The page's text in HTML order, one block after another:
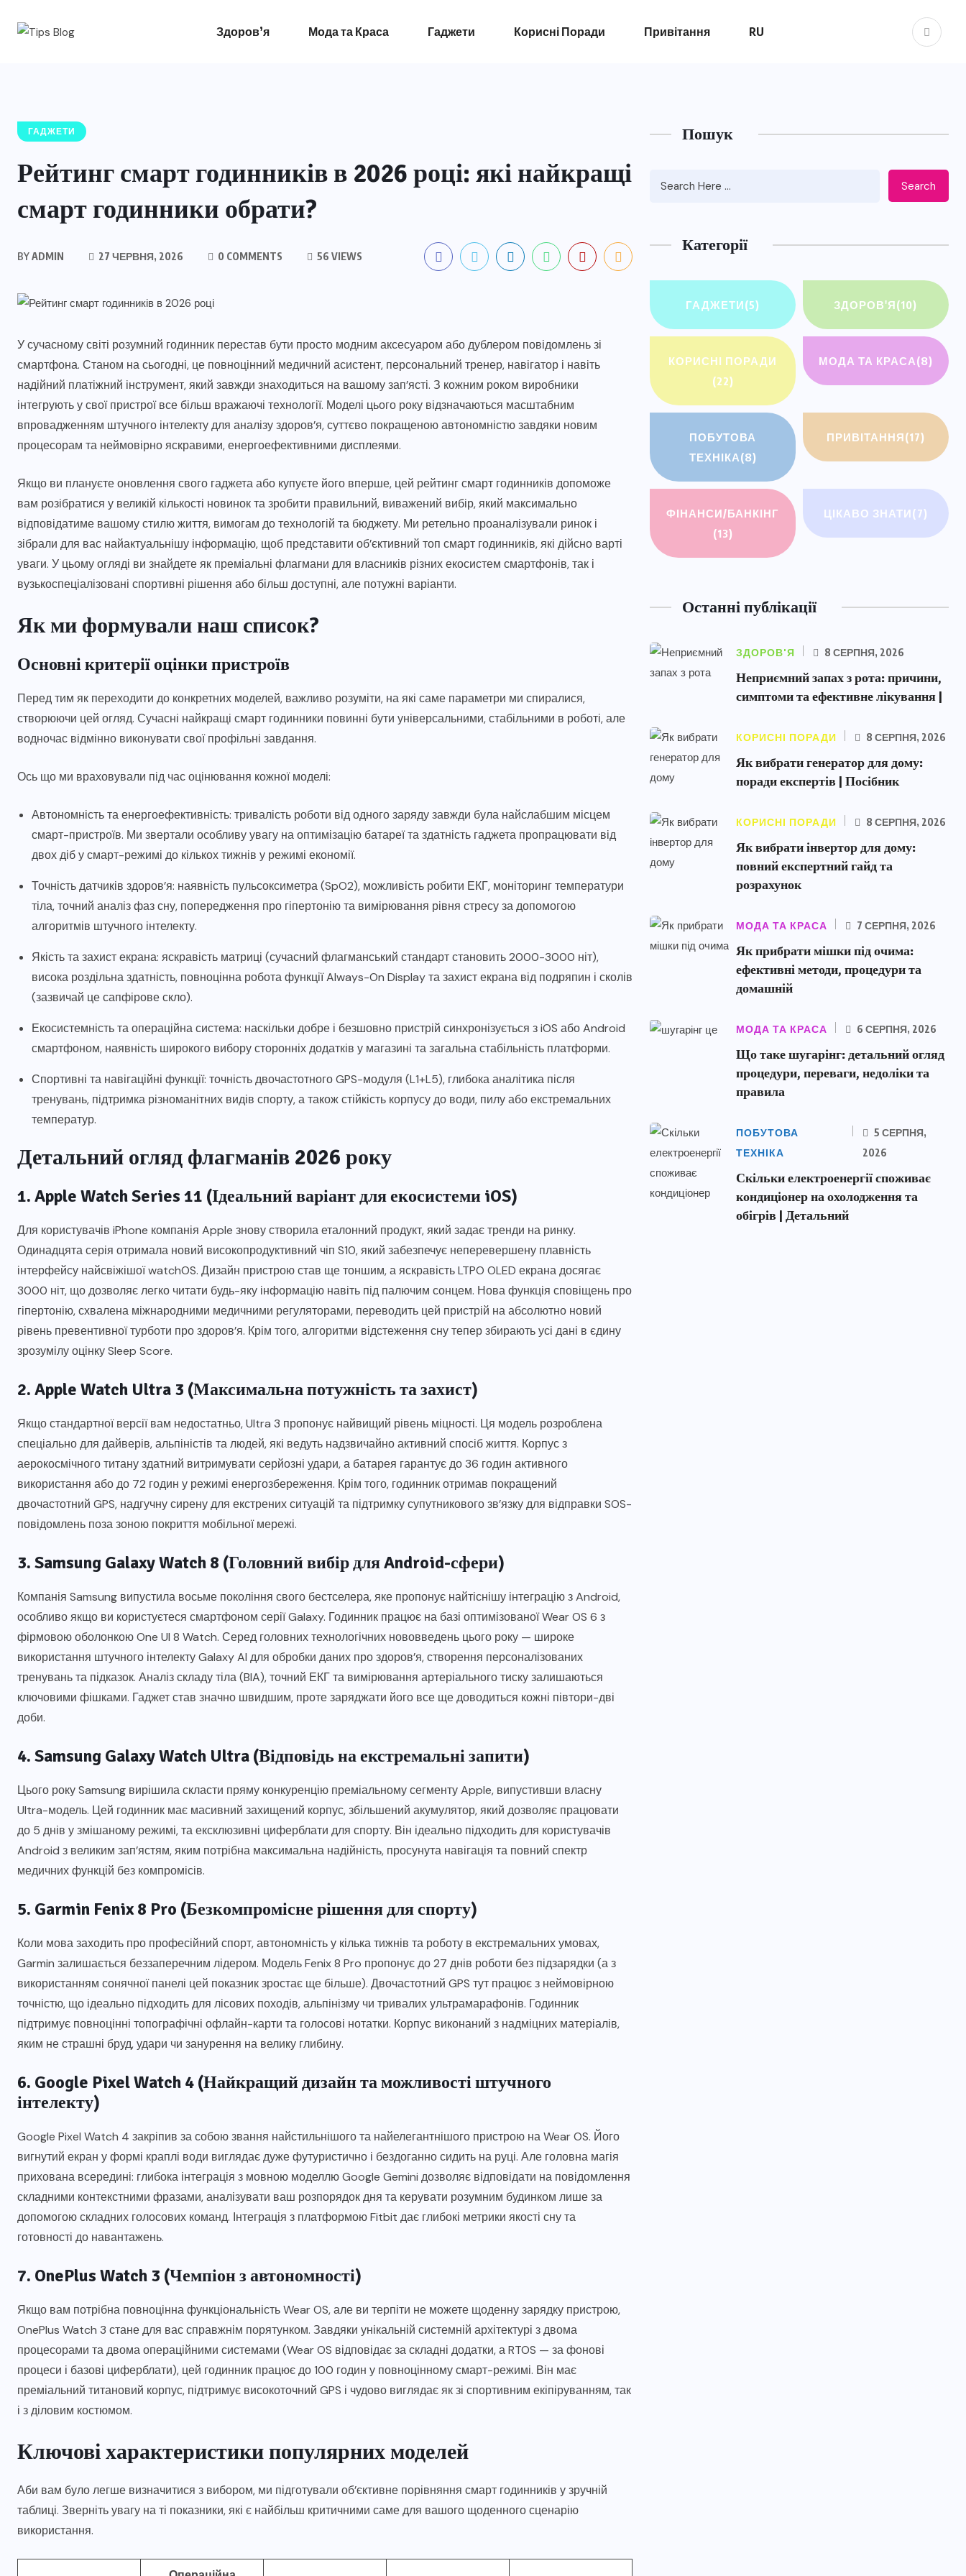
Здоров’я Мода та Краса Гаджети Корисні Поради Привітання RU
ГАДЖЕТИ
Рейтинг смарт годинників в 2026 році: які найкращі
смарт годинники обрати?
BYADMIN 27 ЧЕРВНЯ, 2026 0 COMMENTS 56 VIEWS
У сучасному світі розумний годинник перестав бути просто модним аксесуаром або дублером повідомлень зі
смартфона. Станом на сьогодні, це повноцінний медичний асистент, персональний тренер, навігатор і навіть
надійний платіжний інструмент, який завжди знаходиться на вашому зап’ясті. З кожним роком виробники
інтегрують у свої пристрої все більш вражаючі технології. Моделі цього року відзначаються масштабним
впровадженням штучного інтелекту для аналізу здоров’я, суттєво покращеною автономністю завдяки новим
процесорам та неймовірно яскравими, енергоефективними дисплеями.
Якщо ви плануєте оновлення свого гаджета або купуєте його вперше, цей рейтинг смарт годинників допоможе
вам розібратися у великій кількості новинок та зробити правильний, виважений вибір, який максимально
відповідатиме вашому стилю життя, вимогам до технологій та бюджету. Ми ретельно проаналізували ринок і
зібрали для вас найактуальнішу інформацію, щоб представити об’єктивний топ смарт годинників, які дійсно варті
уваги. У цьому огляді ви знайдете як преміальні флагмани для власників різних екосистем смартфонів, так і
вузькоспеціалізовані спортивні рішення або більш доступні, але потужні варіанти.
Як ми формували наш список?
Основні критерії оцінки пристроїв
Перед тим як переходити до конкретних моделей, важливо розуміти, на які саме параметри ми спиралися,
створюючи цей огляд. Сучасні найкращі смарт годинники повинні бути універсальними, стабільними в роботі, але
водночас відмінно виконувати свої профільні завдання.
Ось що ми враховували під час оцінювання кожної моделі:
Автономність та енергоефективність: тривалість роботи від одного заряду завжди була найслабшим місцем
смарт-пристроїв. Ми звертали особливу увагу на оптимізацію батареї та здатність гаджета пропрацювати від
двох діб у смарт-режимі до кількох тижнів у режимі економії.
Точність датчиків здоров’я: наявність пульсоксиметра (SpO2), можливість робити ЕКГ, моніторинг температури
тіла, точний аналіз фаз сну, попередження про гіпертонію та вимірювання рівня стресу за допомогою
алгоритмів штучного інтелекту.
Якість та захист екрана: яскравість матриці (сучасний флагманський стандарт становить 2000-3000 ніт),
висока роздільна здатність, повноцінна робота функції Always-On Display та захист екрана від подряпин і сколів
(зазвичай це сапфірове скло).
Екосистемність та операційна система: наскільки добре і безшовно пристрій синхронізується з iOS або Android
смартфоном, наявність широкого вибору сторонніх додатків у магазині та загальна стабільність платформи.
Спортивні та навігаційні функції: точність двочастотного GPS-модуля (L1+L5), глибока аналітика після
тренувань, підтримка різноманітних видів спорту, а також стійкість корпусу до води, пилу або екстремальних
температур.
Детальний огляд флагманів 2026 року
1. Apple Watch Series 11 (Ідеальний варіант для екосистеми iOS)
Для користувачів iPhone компанія Apple знову створила еталонний продукт, який задає тренди на ринку.
Одинадцята серія отримала новий високопродуктивний чіп S10, який забезпечує неперевершену плавність
інтерфейсу найсвіжішої watchOS. Дизайн пристрою став ще тоншим, а яскравість LTPO OLED екрана досягає
3000 ніт, що дозволяє легко читати будь-яку інформацію навіть під палючим сонцем. Нова функція сповіщень про
гіпертонію, схвалена міжнародними медичними регуляторами, переводить цей пристрій на абсолютно новий
рівень превентивної турботи про здоров’я. Крім того, алгоритми відстеження сну тепер збирають усі дані в єдину
зрозумілу оцінку Sleep Score.
2. Apple Watch Ultra 3 (Максимальна потужність та захист)
Якщо стандартної версії вам недостатньо, Ultra 3 пропонує найвищий рівень міцності. Ця модель розроблена
спеціально для дайверів, альпіністів та людей, які ведуть надзвичайно активний спосіб життя. Корпус з
аерокосмічного титану здатний витримувати серйозні удари, а батарея гарантує до 36 годин активного
використання або до 72 годин у режимі енергозбереження. Крім того, годинник отримав покращений
двочастотний GPS, надгучну сирену для екстрених ситуацій та підтримку супутникового зв’язку для відправки SOS-
повідомлень поза зоною покриття мобільної мережі.
3. Samsung Galaxy Watch 8 (Головний вибір для Android-сфери)
Компанія Samsung випустила восьме покоління свого бестселера, яке пропонує найтіснішу інтеграцію з Android,
особливо якщо ви користуєтеся смартфоном серії Galaxy. Годинник працює на базі оптимізованої Wear OS 6 з
фірмовою оболонкою One UI 8 Watch. Серед головних технологічних нововведень цього року — широке
використання штучного інтелекту Galaxy AI для обробки даних про здоров’я, створення персоналізованих
тренувань та підказок. Аналіз складу тіла (BIA), точний ЕКГ та вимірювання артеріального тиску залишаються
ключовими фішками. Гаджет став значно швидшим, проте заряджати його все ще доводиться кожні півтори-дві
доби.
4. Samsung Galaxy Watch Ultra (Відповідь на екстремальні запити)
Цього року Samsung вирішила скласти пряму конкуренцію преміальному сегменту Apple, випустивши власну
Ultra-модель. Цей годинник має масивний захищений корпус, збільшений акумулятор, який дозволяє працювати
до 5 днів у змішаному режимі, та ексклюзивні циферблати для спорту. Він ідеально підходить для користувачів
Android з великим зап’ястям, яким потрібна максимальна надійність, просунута навігація та повний спектр
медичних функцій без компромісів.
5. Garmin Fenix 8 Pro (Безкомпромісне рішення для спорту)
Коли мова заходить про професійний спорт, автономність у кілька тижнів та роботу в екстремальних умовах,
Garmin залишається беззаперечним лідером. Модель Fenix 8 Pro пропонує до 27 днів роботи без підзарядки (а з
використанням сонячної панелі цей показник зростає ще більше). Двочастотний GPS тут працює з неймовірною
точністю, що ідеально підходить для лісових походів, альпінізму чи тривалих ультрамарафонів. Годинник
підтримує повноцінні топографічні офлайн-карти та голосові нотатки. Корпус виконаний з надміцних матеріалів,
яким не страшні бруд, удари чи занурення на велику глибину.
6. Google Pixel Watch 4 (Найкращий дизайн та можливості штучного
інтелекту)
Google Pixel Watch 4 закріпив за собою звання найстильнішого та найелегантнішого пристрою на Wear OS. Його
вигнутий екран у формі краплі води виглядає дуже футуристично і бездоганно сидить на руці. Але головна магія
прихована всередині: глибока інтеграція з мовною моделлю Google Gemini дозволяє відповідати на повідомлення
складними контекстними фразами, аналізувати ваш розпорядок дня та керувати розумним будинком лише за
допомогою складних голосових команд. Інтеграція з платформою Fitbit дає глибокі метрики якості сну та
готовності до навантажень.
7. OnePlus Watch 3 (Чемпіон з автономності)
Якщо вам потрібна повноцінна функціональність Wear OS, але ви терпіти не можете щоденну зарядку пристрою,
OnePlus Watch 3 стане для вас справжнім порятунком. Завдяки унікальній системній архітектурі з двома
процесорами та двома операційними системами (Wear OS відповідає за складні додатки, а RTOS — за фонові
процеси і базові циферблати), цей годинник працює до 100 годин у повноцінному смарт-режимі. Він має
преміальний титановий корпус, підтримує високоточний GPS і чудово виглядає як зі спортивним екіпіруванням, так
і з діловим костюмом.
Ключові характеристики популярних моделей
Аби вам було легше визначитися з вибором, ми підготували об’єктивне порівняння смарт годинників у зручній
таблиці. Зверніть увагу на ті показники, які є найбільш критичними саме для вашого щоденного сценарію
використання.
Пошук
Search
Категорії
ГАДЖЕТИ(5) ЗДОРОВ'Я(10)
КОРИСНІ ПОРАДИ
(22)
МОДА ТА КРАСА(8)
ПОБУТОВА
ТЕХНІКА(8)
ПРИВІТАННЯ(17)
ФІНАНСИ/БАНКІНГ
(13)
ЦІКАВО ЗНАТИ(7)
Останні публікації
ЗДОРОВ'Я 8 СЕРПНЯ, 2026
Неприємний запах з рота: причини,
симптоми та ефективне лікування |
КОРИСНІ ПОРАДИ 8 СЕРПНЯ, 2026
Як вибрати генератор для дому:
поради експертів | Посібник
КОРИСНІ ПОРАДИ 8 СЕРПНЯ, 2026
Як вибрати інвертор для дому:
повний експертний гайд та
розрахунок
МОДА ТА КРАСА 7 СЕРПНЯ, 2026
Як прибрати мішки під очима:
ефективні методи, процедури та
домашній
МОДА ТА КРАСА 6 СЕРПНЯ, 2026
Що таке шугарінг: детальний огляд
процедури, переваги, недоліки та
правила
ПОБУТОВА
ТЕХНІКА
5 СЕРПНЯ,
2026
Скільки електроенергії споживає
кондиціонер на охолодження та
обігрів | Детальний